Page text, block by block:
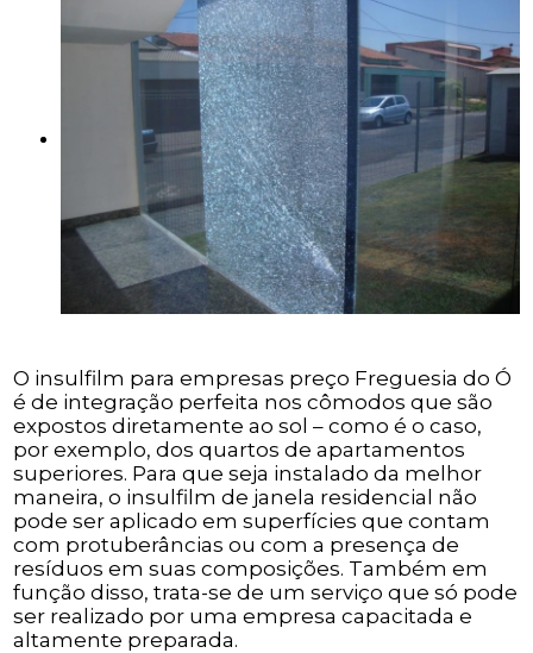
O insulfilm para empresas preço Freguesia do Ó
é de integração perfeita nos cômodos que são
expostos diretamente ao sol – como é o caso,
por exemplo, dos quartos de apartamentos
superiores. Para que seja instalado da melhor
maneira, o insulfilm de janela residencial não
pode ser aplicado em superfícies que contam
com protuberâncias ou com a presença de
resíduos em suas composições. Também em
função disso, trata-se de um serviço que só pode
ser realizado por uma empresa capacitada e
altamente preparada.